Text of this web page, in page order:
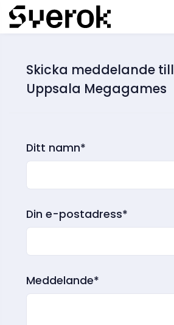
Skicka meddelande till
Uppsala Megagames
Ditt namn*
Din e-postadress*
Meddelande*